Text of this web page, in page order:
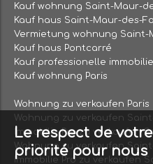
Kauf wohnung Saint-Maur-
Kauf haus Saint-Maur-des-
Vermietung wohnung Saint-
Kauf haus Pontcarré
Kauf professionelle
Kauf wohnung Paris
Wohnung zu verkaufen Paris
Wohnung zu verkaufen
Immobilie Pro zu verkaufen
Wohnung zu verkaufen
Immobilie Pro zu verkaufen
Le respect de
priorité pour nous